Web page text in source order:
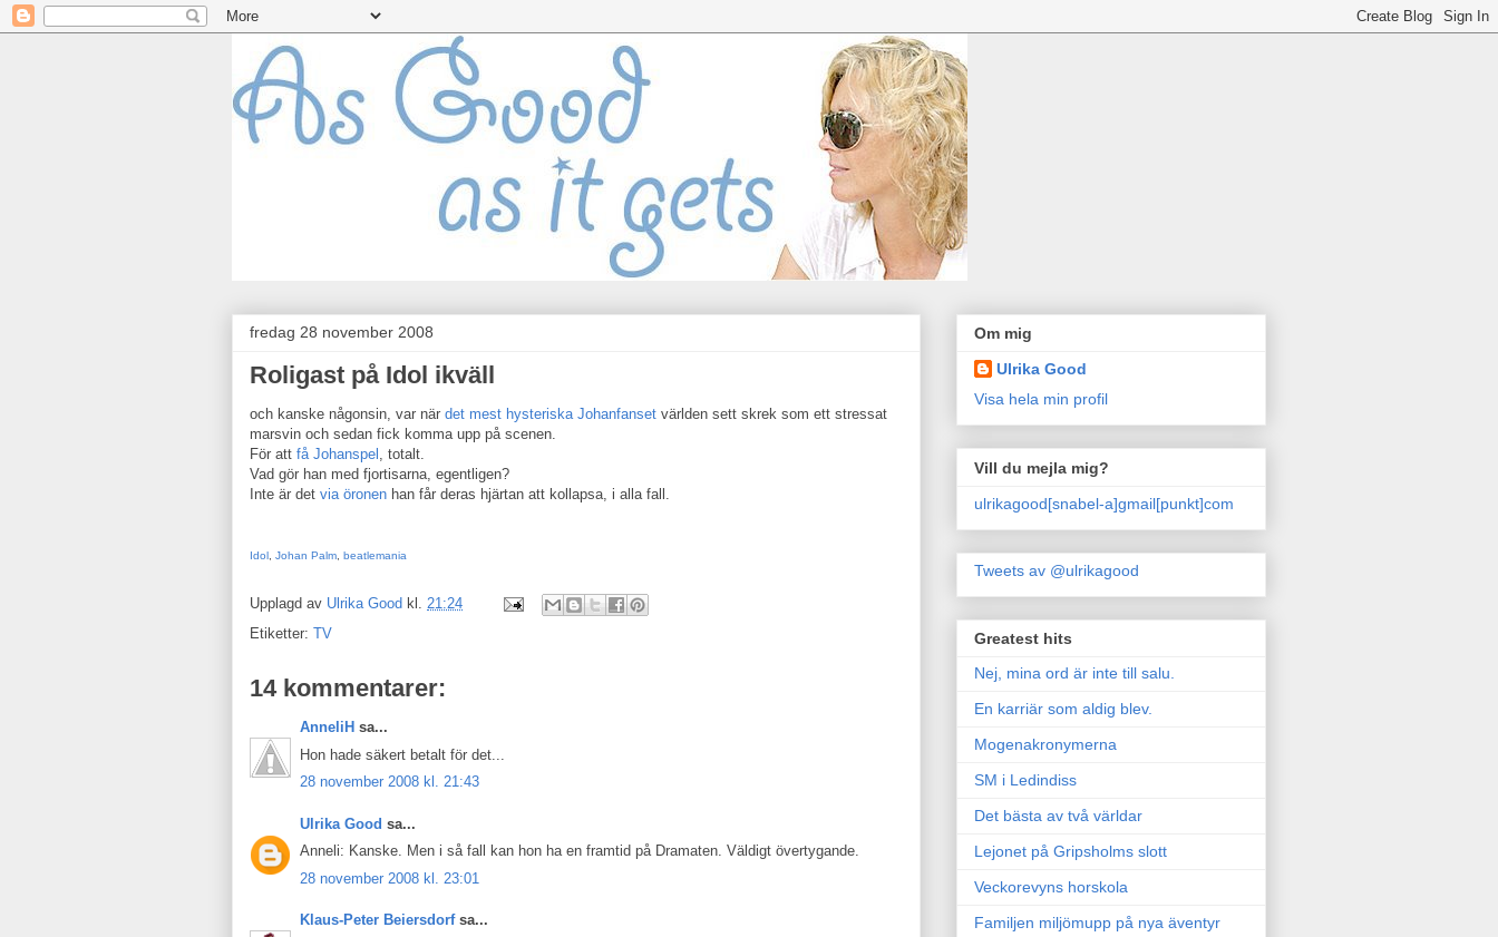
fredag 28 november 2008
Roligast på Idol ikväll
och kanske någonsin, var när det mest hysteriska Johanfanset världen sett skrek som ett stressat
marsvin och sedan fick komma upp på scenen.
För att få Johanspel , totalt.
Vad gör han med fjortisarna, egentligen?
Inte är det via öronen han får deras hjärtan att kollapsa, i alla fall.
Idol Johan Palm beatlemania
Upplagd av Ulrika Good kl. 21:24
Etiketter: TV
14 kommentarer:
AnneliH sa...
Hon hade säkert betalt för det...
28 november 2008 kl. 21:43
Ulrika Good sa...
Anneli: Kanske. Men i så fall kan hon ha en framtid på Dramaten. Väldigt övertygande.
28 november 2008 kl. 23:01
Klaus-Peter Beiersdorfsa...
Om mig
Ulrika Good
Visa hela min profil
Vill du mejla mig?
ulrikagood[snabel-a]gmail[punkt]com
Tweets av @ulrikagood
Greatest hits
Nej, mina ord är inte till salu.
En karriär som aldig blev.
Mogenakronymerna
SM i Ledindiss
Det bästa av två världar
Lejonet på Gripsholms slott
Veckorevyns horskola
Familjen miljömupp på nya äventyr